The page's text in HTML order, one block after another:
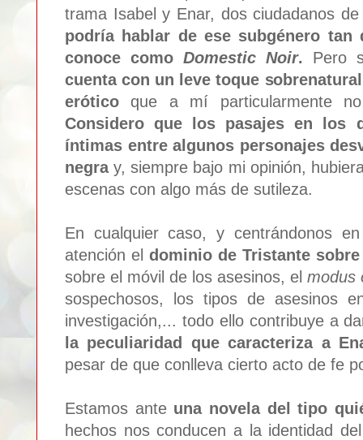
trama Isabel y Enar, dos ciudadanos
podría hablar de ese subgénero
conoce como Domestic Noir. Pero
cuenta con un leve toque
erótico que a mí particularmente
Considero que los pasajes en los
íntimas entre algunos personajes
negray, siempre bajo mi opinión,
escenas con algo más de sutileza.
En cualquier caso, y centrándonos
atención el dominio de Tristante
sobre el móvil de los asesinos, el modus
sospechosos, los tipos de asesinos
investigación,... todo ello contribuye a
la peculiaridad que caracteriza a
pesar de que conlleva cierto acto de fe
Estamos ante una novela del tipo
hechos nos conducen a la identidad